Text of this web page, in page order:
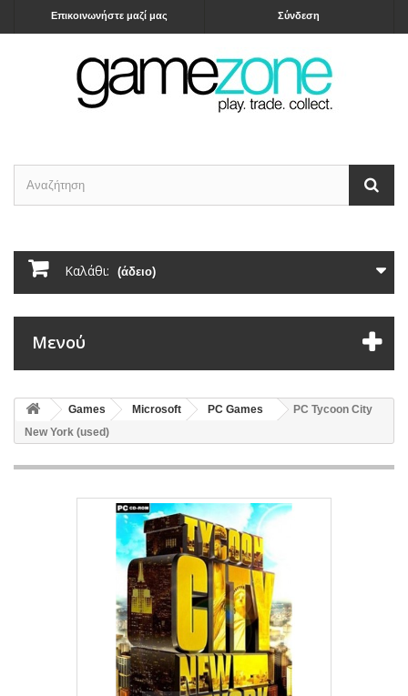
Σύνδεση
Επικοινωνήστε μαζί μας
Καλάθι: (άδειο)
Μενού
Games Microsoft PC Games
PC Tycoon City
New York (used)